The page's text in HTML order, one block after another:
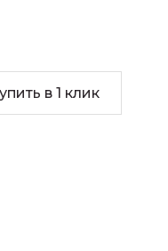
в 1 клик